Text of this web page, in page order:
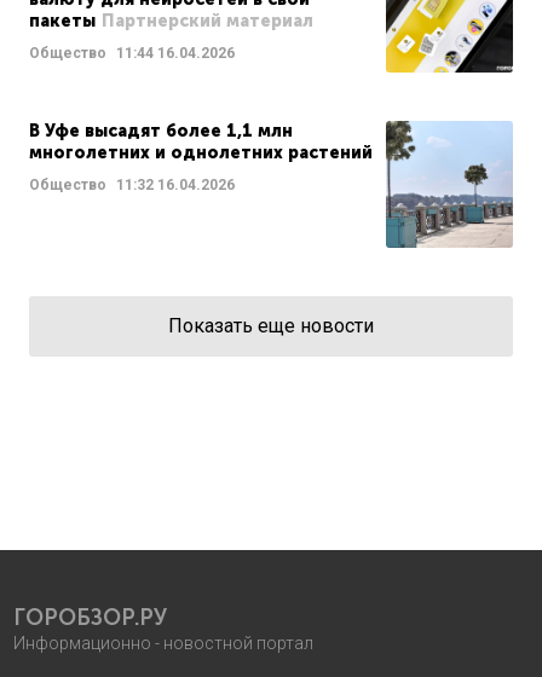
пакеты Партнерский материал
Общество 11:44 16.04.2026
В Уфе высадят более 1,1 млн
многолетних и однолетних растений
Общество 11:32 16.04.2026
Показать еще новости
ГОРОБЗОР.РУ
Информационно - новостной портал